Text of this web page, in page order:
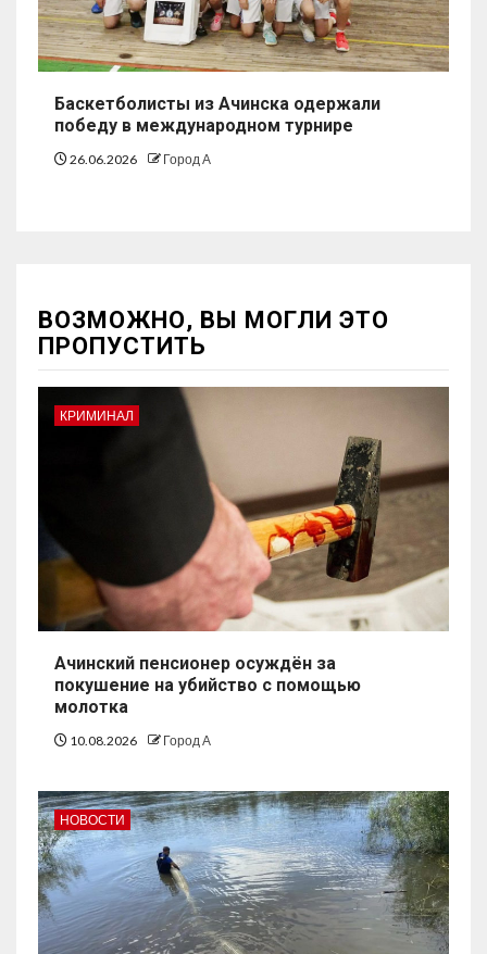
Баскетболисты из Ачинска одержали
победу в международном турнире
26.06.2026 Город А
ВОЗМОЖНО, ВЫ МОГЛИ ЭТО
ПРОПУСТИТЬ
КРИМИНАЛ
Ачинский пенсионер осуждён за
покушение на убийство с помощью
молотка
10.08.2026 Город А
НОВОСТИ